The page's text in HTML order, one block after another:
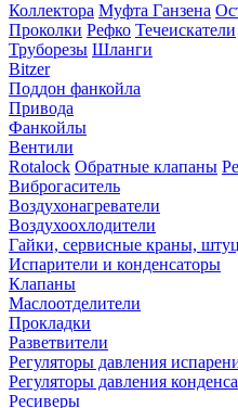
Коллектора Муфта Ганзена
Проколки Рефко Течеискатели
Труборезы Шланги
Bitzer
Поддон фанкойла
Привода
Фанкойлы
Вентили
Rotalock Обратные клапаны
Виброгаситель
Воздухонагреватели
Воздухоохлодители
Гайки, сервисные краны,
Испарители и конденсаторы
Клапаны
Маслоотделители
Прокладки
Разветвители
Регуляторы давления
Регуляторы давления
Ресиверы